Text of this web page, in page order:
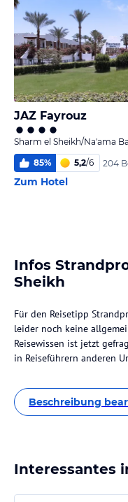
JAZ Fayrouz
85% 5,2/6 204
Zum Hotel
Infos
Sheikh
Für den Reisetipp
leider noch keine
Reisewissen ist jetzt
in Reiseführern anderen
Beschreibung
Interessantes